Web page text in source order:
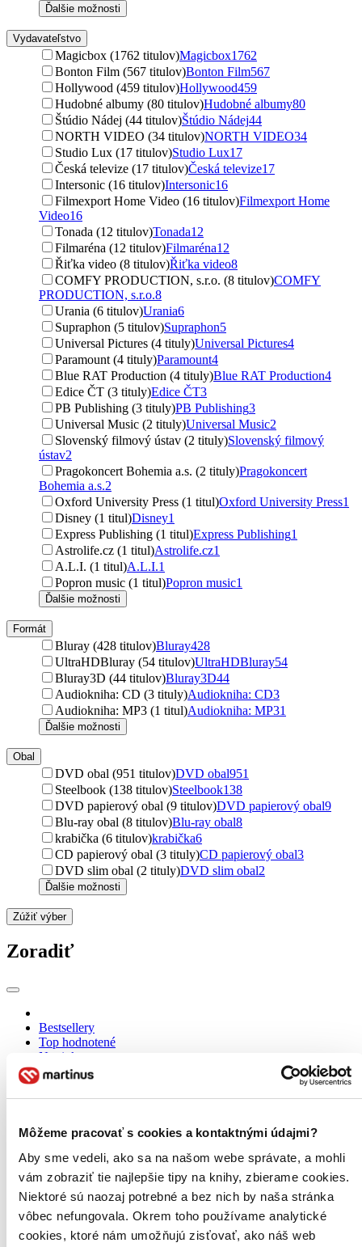
Môžeme pracovať s cookies a kontaktnými údajmi?
Aby sme vedeli, ako sa na našom webe správate, a mohli
vám zobraziť tie najlepšie tipy na knihy, zbierame cookies.
Niektoré sú naozaj potrebné a bez nich by naša stránka
vôbec nefungovala. Okrem toho používame analytické
cookies, ktoré nám umožňujú zisťovať, ako náš web
Ďalšie možnosti
Vydavateľstvo
Magicbox (1762 titulov)Magicbox1762
Bonton Film (567 titulov)Bonton Film567
Hollywood (459 titulov)Hollywood459
Hudobné albumy (80 titulov)Hudobné albumy80
Štúdio Nádej (44 titulov)Štúdio Nádej44
NORTH VIDEO (34 titulov)NORTH VIDEO34
Studio Lux (17 titulov)Studio Lux17
Česká televize (17 titulov)Česká televize17
Intersonic (16 titulov)Intersonic16
Filmexport Home Video (16 titulov)Filmexport Home
Video16
Tonada (12 titulov)Tonada12
Filmaréna (12 titulov)Filmaréna12
Řiťka video (8 titulov)Řiťka video8
COMFY PRODUCTION, s.r.o. (8 titulov)COMFY
PRODUCTION, s.r.o.8
Urania (6 titulov)Urania6
Supraphon (5 titulov)Supraphon5
Universal Pictures (4 tituly)Universal Pictures4
Paramount (4 tituly)Paramount4
Blue RAT Production (4 tituly)Blue RAT Production4
Edice ČT (3 tituly)Edice ČT3
PB Publishing (3 tituly)PB Publishing3
Universal Music (2 tituly)Universal Music2
Slovenský filmový ústav (2 tituly)Slovenský filmový
ústav2
Pragokoncert Bohemia a.s. (2 tituly)Pragokoncert
Bohemia a.s.2
Oxford University Press (1 titul)Oxford University Press1
Disney (1 titul)Disney1
Express Publishing (1 titul)Express Publishing1
Astrolife.cz (1 titul)Astrolife.cz1
A.L.I. (1 titul)A.L.I.1
Popron music (1 titul)Popron music1
Ďalšie možnosti
Formát
Bluray (428 titulov)Bluray428
UltraHDBluray (54 titulov)UltraHDBluray54
Bluray3D (44 titulov)Bluray3D44
Audiokniha: CD (3 tituly)Audiokniha: CD3
Audiokniha: MP3 (1 titul)Audiokniha: MP31
Ďalšie možnosti
Obal
DVD obal (951 titulov)DVD obal951
Steelbook (138 titulov)Steelbook138
DVD papierový obal (9 titulov)DVD papierový obal9
Blu-ray obal (8 titulov)Blu-ray obal8
krabička (6 titulov)krabička6
CD papierový obal (3 tituly)CD papierový obal3
DVD slim obal (2 tituly)DVD slim obal2
Ďalšie možnosti
Zúžiť výber
Zoradiť
Bestsellery
Top hodnotené
Novinky
Najdrahšie
Najvyššia zľava